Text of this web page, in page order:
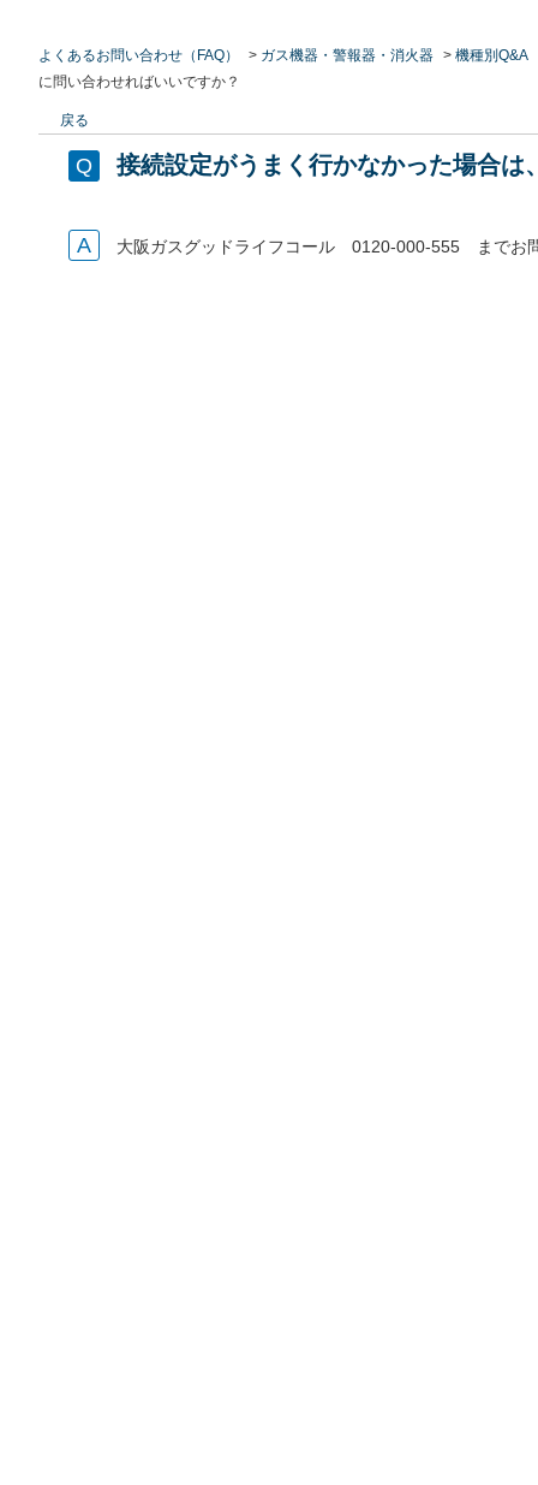
よくあるお問い合わせ（FAQ） > ガス機器・警報器・消火器 > 機種別Q&A
に問い合わせればいいですか？
戻る
接続設定がうまく行かなかった場合
大阪ガスグッドライフコール 0120-000-555 までお